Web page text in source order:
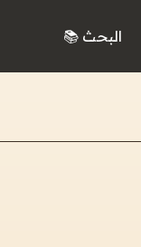
البحث 📚